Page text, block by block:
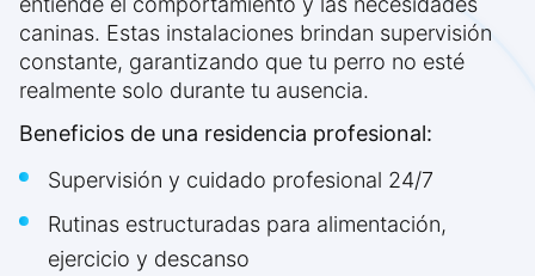
caninas. Estas instalaciones brindan supervisión
constante, garantizando que tu perro no esté
realmente solo durante tu ausencia.
Beneficios de una residencia profesional:
Supervisión y cuidado profesional 24/7
Rutinas estructuradas para alimentación,
ejercicio y descanso